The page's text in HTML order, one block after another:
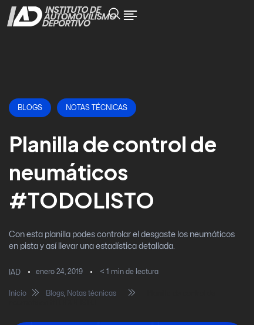
BLOGS NOTAS TÉCNICAS
Planilla de control de
neumáticos
#TODOLISTO
Con esta planilla podes controlar el desgaste los neumáticos
en pista y así llevar una estadística detallada.
IAD enero 24, 2019 < 1 min de lectura
Inicio Blogs, Notas técnicas